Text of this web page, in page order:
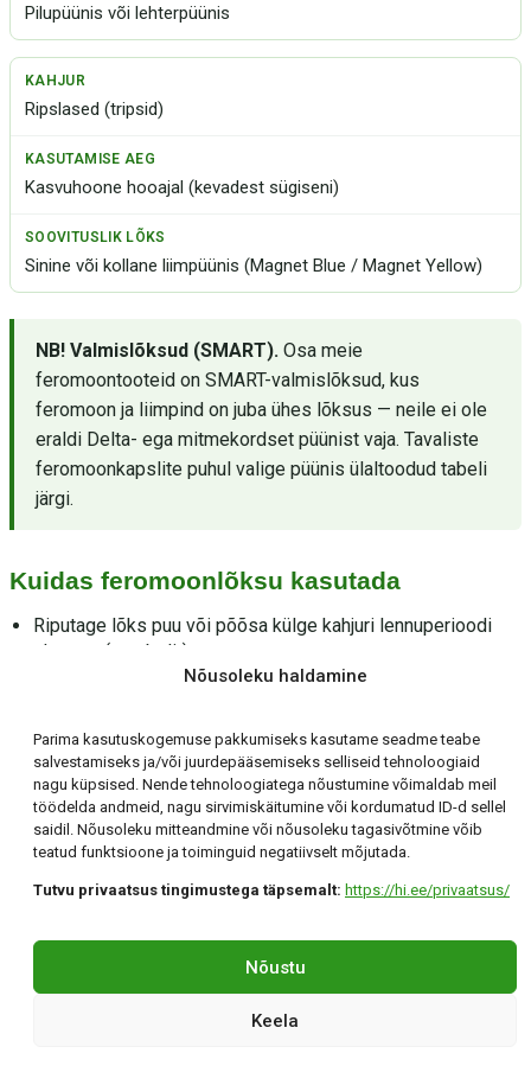
Nõusoleku haldamine
Parima kasutuskogemuse pakkumiseks kasutame seadme teabe
salvestamiseks ja/või juurdepääsemiseks selliseid tehnoloogiaid
nagu küpsised. Nende tehnoloogiatega nõustumine võimaldab meil
töödelda andmeid, nagu sirvimiskäitumine või kordumatud ID-d sellel
saidil. Nõusoleku mitteandmine või nõusoleku tagasivõtmine võib
teatud funktsioone ja toiminguid negatiivselt mõjutada.
Tutvu privaatsus tingimustega täpsemalt: https://hi.ee/privaatsus/
Nõustu
Keela
Pilupüünis või lehterpüünis
Ripslased (tripsid)
Kasvuhoone hooajal (kevadest sügiseni)
Sinine või kollane liimpüünis (Magnet Blue / Magnet Yellow)
NB! Valmislõksud (SMART). Osa meie
feromoontooteid on SMART-valmislõksud, kus
feromoon ja liimpind on juba ühes lõksus — neile ei ole
eraldi Delta- ega mitmekordset püünist vaja. Tavaliste
feromoonkapslite puhul valige püünis ülaltoodud tabeli
järgi.
Kuidas feromoonlõksu kasutada
Riputage lõks puu või põõsa külge kahjuri lennuperioodi
alguses (vt tabelit).
Kontrollige lõksu regulaarselt ning vahetage
Üks lõks katab tavaliselt ühe väiksema puu; suurematele
soovitame mitut lõksu.
Vaata feromoontooteid →
Holding Invest OÜ
Tartu, Klaasi 12 +372 56 294 071 hi@hi.ee
©Holding Invest 2026